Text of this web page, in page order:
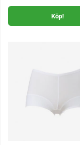
Köp!